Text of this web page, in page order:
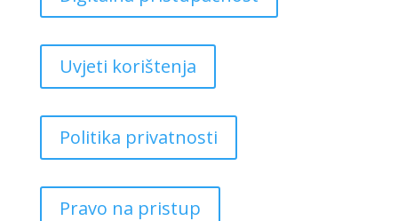
Uvjeti korištenja
Politika privatnosti
Pravo na pristup